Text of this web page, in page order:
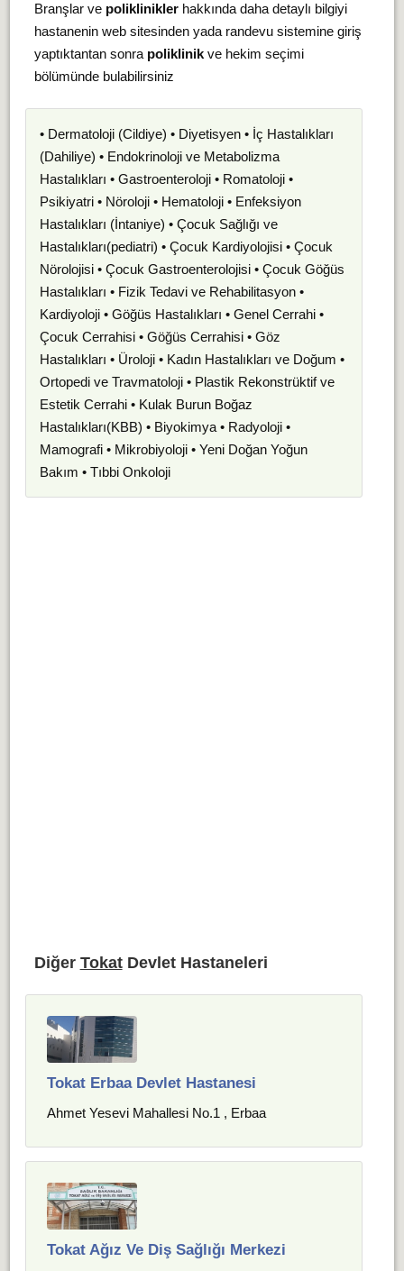
Branşlar ve polikliniklerhakkında daha detaylı bilgiyi
hastanenin web sitesinden yada randevu sistemine giriş
yaptıktantan sonra poliklinikve hekim seçimi
bölümünde bulabilirsiniz
• Dermatoloji (Cildiye) • Diyetisyen • İç Hastalıkları
(Dahiliye) • Endokrinoloji ve Metabolizma
Hastalıkları • Gastroenteroloji • Romatoloji •
Psikiyatri • Nöroloji • Hematoloji • Enfeksiyon
Hastalıkları (İntaniye) • Çocuk Sağlığı ve
Hastalıkları(pediatri) • Çocuk Kardiyolojisi • Çocuk
Nörolojisi • Çocuk Gastroenterolojisi • Çocuk Göğüs
Hastalıkları • Fizik Tedavi ve Rehabilitasyon •
Kardiyoloji • Göğüs Hastalıkları • Genel Cerrahi •
Çocuk Cerrahisi • Göğüs Cerrahisi • Göz
Hastalıkları • Üroloji • Kadın Hastalıkları ve Doğum •
Ortopedi ve Travmatoloji • Plastik Rekonstrüktif ve
Estetik Cerrahi • Kulak Burun Boğaz
Hastalıkları(KBB) • Biyokimya • Radyoloji •
Mamografi • Mikrobiyoloji • Yeni Doğan Yoğun
Bakım • Tıbbi Onkoloji
Diğer TokatDevlet Hastaneleri
Tokat Erbaa Devlet Hastanesi
Ahmet Yesevi Mahallesi No.1 , Erbaa
Tokat Ağız Ve Diş Sağlığı Merkezi